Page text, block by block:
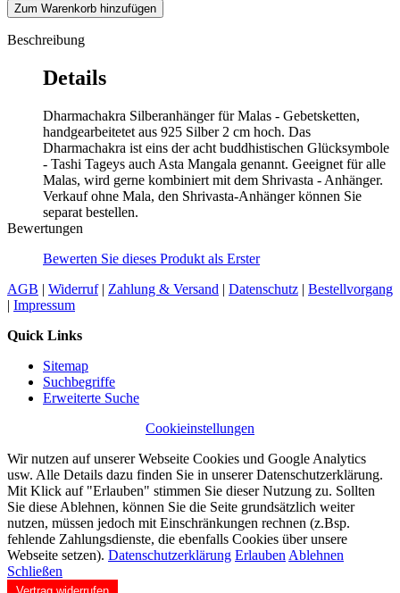
Zum Warenkorb hinzufügen
Beschreibung
Details
Dharmachakra Silberanhänger für Malas - Gebetsketten,
handgearbeitetet aus 925 Silber 2 cm hoch. Das
Dharmachakra ist eins der acht buddhistischen Glücksymbole
- Tashi Tageys auch Asta Mangala genannt. Geeignet für alle
Malas, wird gerne kombiniert mit dem Shrivasta - Anhänger.
Verkauf ohne Mala, den Shrivasta-Anhänger können Sie
separat bestellen.
Bewertungen
Bewerten Sie dieses Produkt als Erster
AGB | Widerruf| Zahlung & Versand | Datenschutz | Bestellvorgang
| Impressum
Quick Links
Sitemap
Suchbegriffe
Erweiterte Suche
Cookieinstellungen
Wir nutzen auf unserer Webseite Cookies und Google Analytics
usw. Alle Details dazu finden Sie in unserer Datenschutzerklärung.
Mit Klick auf "Erlauben" stimmen Sie dieser Nutzung zu. Sollten
Sie diese Ablehnen, können Sie die Seite grundsätzlich weiter
nutzen, müssen jedoch mit Einschränkungen rechnen (z.Bsp.
fehlende Zahlungsdienste, die ebenfalls Cookies über unsere
Webseite setzen). Datenschutzerklärung Erlauben Ablehnen
Schließen
Vertrag widerrufen